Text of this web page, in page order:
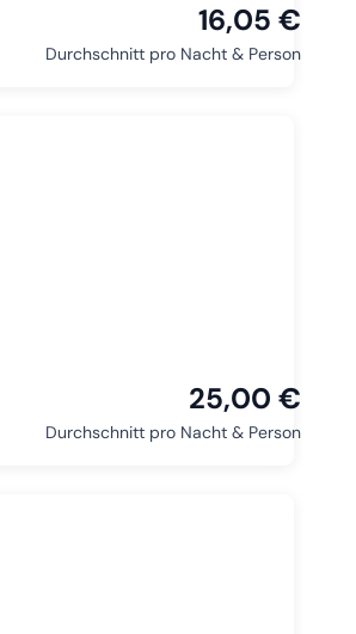
16,05 €
Durchschnitt pro Nacht & Person
25,00 €
Durchschnitt pro Nacht & Person